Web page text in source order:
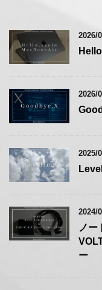
2026/
2026/
2025/
2024/
ノー
ー